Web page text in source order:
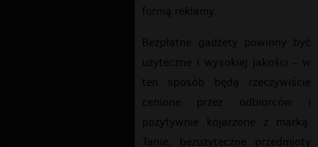
formą reklamy.
Bezpłatne gadżety powinny być
użyteczne i wysokiej jakości - w
ten sposób będą rzeczywiście
cenione przez odbiorców i
pozytywnie kojarzone z marką.
Tanie, bezużyteczne przedmioty